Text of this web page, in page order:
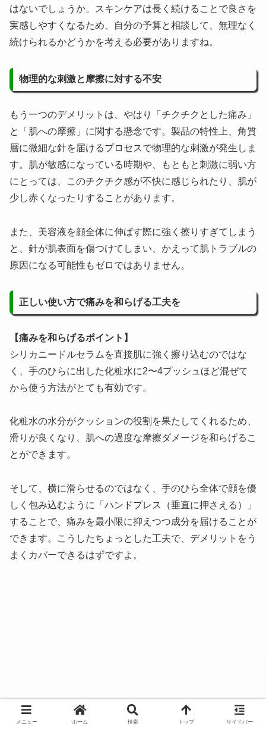
はないでしょうか。スキンケアは長く続けることで良さを
実感しやすくなるため、自分の予算と相談して、無理なく
続けられるかどうかを考える必要がありますね。
物理的な刺激と摩擦に対する不安
もう一つのデメリットは、やはり「チクチクとした痛み」
と「肌への摩擦」に関する懸念です。製品の特性上、角質
層に微細な針を届けるプロセスで物理的な刺激が発生しま
す。肌が敏感になっている時期や、もともと刺激に弱い方
にとっては、このチクチク感が不快に感じられたり、肌が
少し赤くなったりすることがあります。
また、美容液を顔全体に伸ばす際に強く擦りすぎてしまう
と、針が肌表面を傷つけてしまい、かえって肌トラブルの
原因になる可能性もゼロではありません。
正しい使い方で痛みを和らげる工夫を
【痛みを和らげるポイント】
シリカニードルセラムを直接肌に強く擦り込むのではな
く、手のひらに出した化粧水に2〜4プッシュほど混ぜて
から使う方法がとても有効です。
化粧水の水分がクッションの役割を果たしてくれるため、
滑りが良くなり、肌への過度な摩擦ダメージを和らげるこ
とができます。
そして、横に滑らせるのではなく、手のひら全体で顔を優
しく包み込むように「ハンドプレス（垂直に押さえる）」
することで、痛みを最小限に抑えつつ成分を届けることが
できます。こうしたちょっとした工夫で、デメリットをう
まくカバーできるはずですよ。
メニュー ホーム 検索 トップ サイドバー